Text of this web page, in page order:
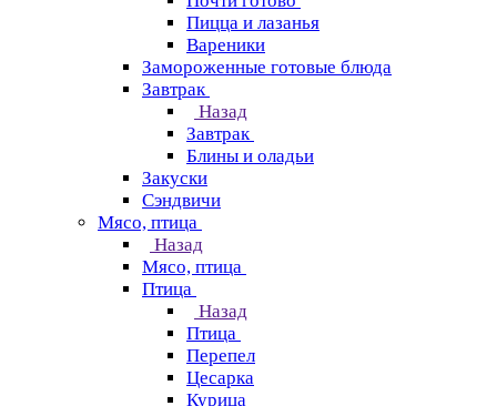
Пицца и лазанья
Вареники
Замороженные готовые блюда
Завтрак
Назад
Завтрак
Блины и оладьи
Закуски
Сэндвичи
Мясо, птица
Назад
Мясо, птица
Птица
Назад
Птица
Перепел
Цесарка
Курица